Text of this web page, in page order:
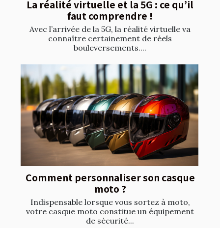
La réalité virtuelle et la 5G : ce qu’il
faut comprendre !
Avec l’arrivée de la 5G, la réalité virtuelle va
connaître certainement de réels
bouleversements....
Comment personnaliser son casque
moto ?
Indispensable lorsque vous sortez à moto,
votre casque moto constitue un équipement
de sécurité...